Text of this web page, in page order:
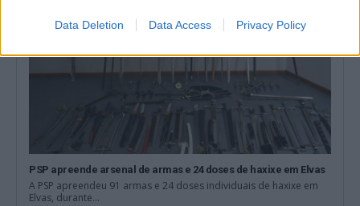
Data Deletion Data Access Privacy Policy
PSP apreende arsenal de armas e 24 doses de haxixe em Elvas
A PSP apreendeu 91 armas e 24 doses individuais de haxixe em
Elvas, durante...